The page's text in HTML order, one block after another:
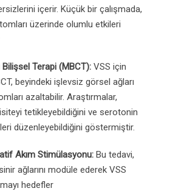
içerir. Küçük bir çalışmada,
üzerinde olumlu etkileri
Terapi (MBCT): VSS için
beyindeki işlevsiz görsel ağları
azaltabilir. Araştırmalar,
tetikleyebildiğini ve serotonin
düzenleyebildiğini göstermiştir.
Akım Stimülasyonu: Bu tedavi,
ağlarını modüle ederek VSS
hedefler